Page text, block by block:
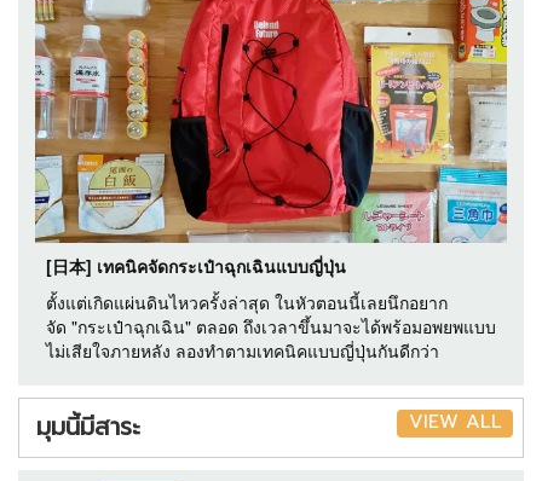
[日本] เทคนิคจัดกระเป๋าฉุกเฉินแบบญี่ปุ่น
ตั้งแต่เกิดแผ่นดินไหวครั้งล่าสุด ในหัวตอนนี้เลยนึกอยาก
จัด "กระเป๋าฉุกเฉิน" ตลอด ถึงเวลาขึ้นมาจะได้พร้อมอพยพแบบ
ไม่เสียใจภายหลัง ลองทำตามเทคนิคแบบญี่ปุ่นกันดีกว่า
มุมนี้มีสาระ VIEW ALL